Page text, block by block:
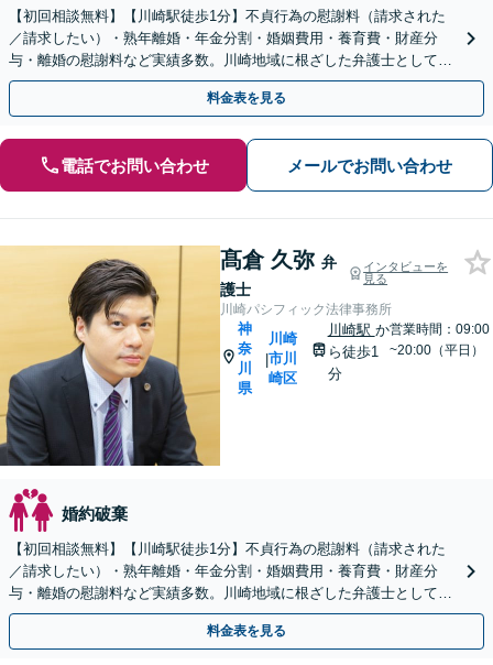
【初回相談無料】【川崎駅徒歩1分】不貞行為の慰謝料（請求された
／請求したい）・熟年離婚・年金分割・婚姻費用・養育費・財産分
与・離婚の慰謝料など実績多数。川崎地域に根ざした弁護士として、
あなたの人生の再スタートを全力で後押しします。
料金表を見る
電話でお問い合わせ メールでお問い合わせ
髙倉 久弥 弁
護士
インタビューを
見る
川崎パシフィック法律事務所
神
奈
川
県
|
川崎
市川
崎区
川崎駅 か
ら徒歩1
分
営業時間：09:00
~20:00（平日）
婚約破棄
【初回相談無料】【川崎駅徒歩1分】不貞行為の慰謝料（請求された
／請求したい）・熟年離婚・年金分割・婚姻費用・養育費・財産分
与・離婚の慰謝料など実績多数。川崎地域に根ざした弁護士として、
あなたの人生の再スタートを全力で後押しします。
料金表を見る